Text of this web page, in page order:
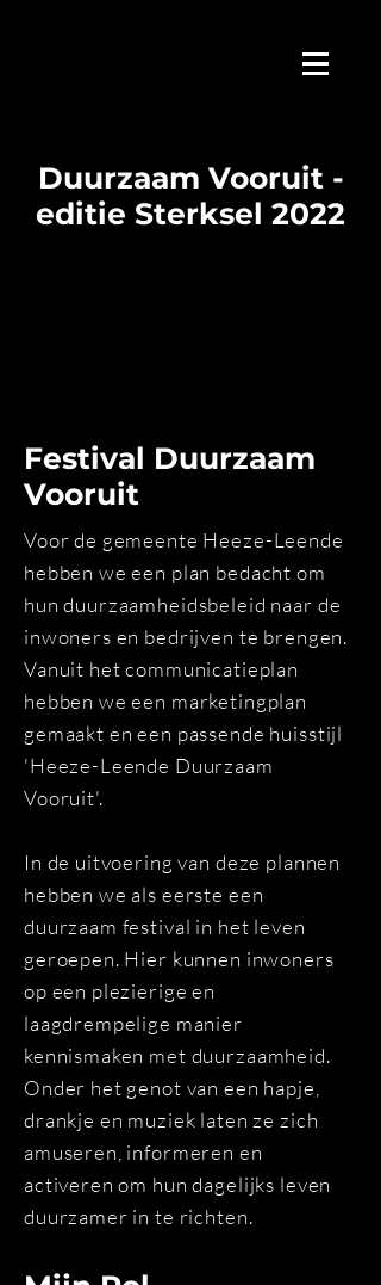
Duurzaam Vooruit -
editie Sterksel 2022
Festival Duurzaam
Vooruit
Voor de gemeente Heeze-Leende
hebben we een plan bedacht om
hun duurzaamheidsbeleid naar de
inwoners en bedrijven te brengen.
Vanuit het communicatieplan
hebben we een marketingplan
gemaakt en een passende huisstijl
'Heeze-Leende Duurzaam
Vooruit'.
In de uitvoering van deze plannen
hebben we als eerste een
duurzaam festival in het leven
geroepen. Hier kunnen inwoners
op een plezierige en
laagdrempelige manier
kennismaken met duurzaamheid.
Onder het genot van een hapje,
drankje en muziek laten ze zich
amuseren, informeren en
activeren om hun dagelijks leven
duurzamer in te richten.